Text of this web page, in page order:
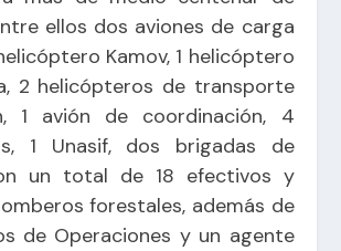
ellos dos aviones de carga
Kamov, 1 helicóptero
2 helicópteros de transporte
1 avión de coordinación, 4
1 Unasif, dos brigadas de
un total de 18 efectivos y
forestales, además de
de Operaciones y un agente